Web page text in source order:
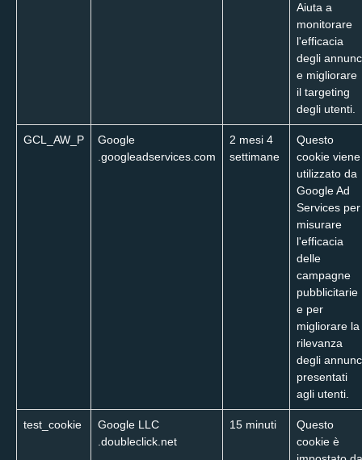
Aiuta a
monitorare
l'efficacia
degli
e migliorare
il targeting
degli utenti.
GCL_AW_P
Google
.googleadservices.com
2 mesi 4
settimane
Questo
cookie viene
utilizzato da
Google Ad
Services per
misurare
l'efficacia
delle
campagne
pubblicitarie
e per
migliorare la
rilevanza
degli
presentati
agli utenti.
test_cookie
Google LLC
.doubleclick.net
15 minuti
Questo
cookie è